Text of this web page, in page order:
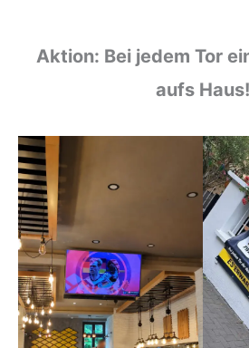
Aktion: Bei jedem Tor
aufs Haus!